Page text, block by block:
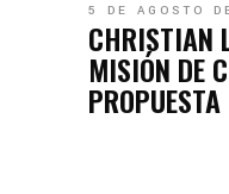
5 DE AGOSTO
CHRISTIAN
MISIÓN DE